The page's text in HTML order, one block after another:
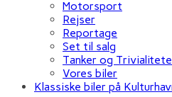
Motorsport
Rejser
Reportage
Set til salg
Tanker og
Vores biler
Klassiske biler på